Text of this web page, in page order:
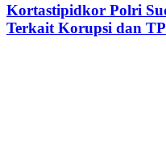
Kortastipidkor Polri
Terkait Korupsi dan